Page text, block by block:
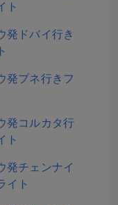
ト
発ドバイ行き
発プネ行きフ
発コルカタ行
ト
発チェンナイ
イト